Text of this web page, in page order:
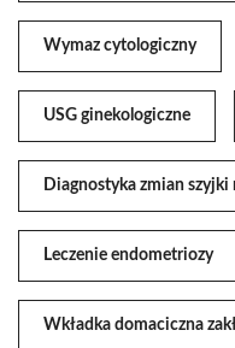
Wymaz cytologiczny
USG ginekologiczne
Diagnostyka zmian szyjki
Leczenie endometriozy
Wkładka domaciczna